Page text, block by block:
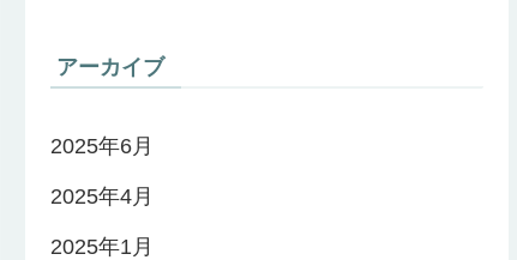
アーカイブ
2025年6月
2025年4月
2025年1月